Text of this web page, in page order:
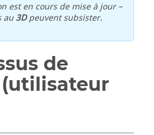
est en cours de mise à jour –
au3Dpeuvent subsister.
de